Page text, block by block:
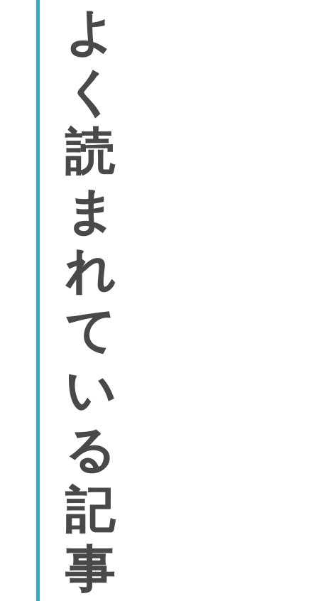
よ
く
読
ま
れ
て
い
る
記
事